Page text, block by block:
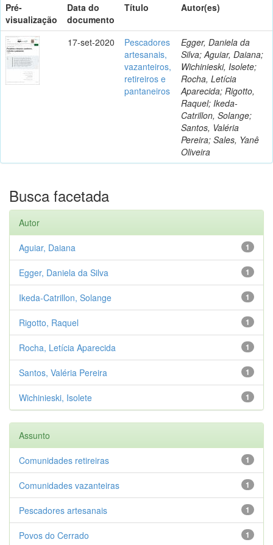
Pré-
visualização
Data do
documento
Título Autor(es)
17-set-2020
Pescadores
artesanais,
vazanteiros,
retireiros e
pantaneiros
Egger, Daniela da
Silva; Aguiar, Daiana;
Wichinieski, Isolete;
Rocha, Letícia
Aparecida; Rigotto,
Raquel; Ikeda-
Catrillon, Solange;
Santos, Valéria
Pereira; Sales, Yanê
Oliveira
Busca facetada
Autor
1
Aguiar, Daiana
1
Egger, Daniela da Silva
1
Ikeda-Catrillon, Solange
1
Rigotto, Raquel
1
Rocha, Letícia Aparecida
1
Santos, Valéria Pereira
1
Wichinieski, Isolete
Assunto
1
Comunidades retireiras
1
Comunidades vazanteiras
1
Pescadores artesanais
1
Povos do Cerrado